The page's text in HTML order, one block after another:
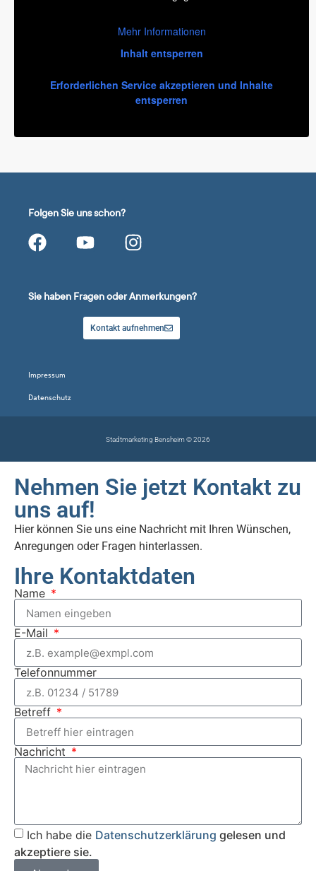
Mehr Informationen
Inhalt entsperren
Erforderlichen Service akzeptieren und Inhalte
entsperren
Folgen Sie uns schon?
Sie haben Fragen oder Anmerkungen?
Kontakt aufnehmen
Impressum
Datenschutz
Stadtmarketing Bensheim © 2026
Nehmen Sie jetzt Kontakt zu
uns auf!
Hier können Sie uns eine Nachricht mit Ihren Wünschen,
Anregungen oder Fragen hinterlassen.
Ihre Kontaktdaten
Name
E-Mail
Telefonnummer
Betreff
Nachricht
Ich habe die Datenschutzerklärung gelesen und
akzeptiere sie.